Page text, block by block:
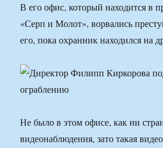
В его офис, который находится в
«Серп и Молот», ворвались
его, пока охранник находился на
Не было в этом офисе, как ни
видеонаблюдения, зато такая